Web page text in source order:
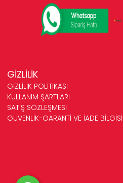
GİZLİLİK
GİZLİLİK POLİTİKASI
KULLANIM ŞARTLARI
SATIŞ SÖZLEŞMESİ
GÜVENLİK-GARANTİ VE İADE BİLGİSİ